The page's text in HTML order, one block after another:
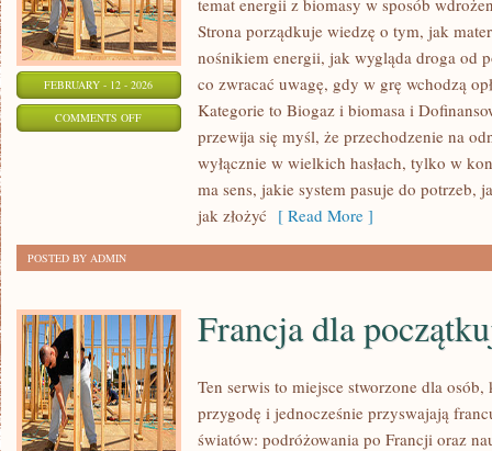
FEBRUARY - 12 - 2026
COMMENTS OFFON
POPULARYZACJA
temat energii z biomasy w sposób
Strona porządkuje wiedzę o tym, jak
nośnikiem energii, jak wygląda droga od
co zwracać uwagę, gdy w grę wchodzą
Kategorie to Biogaz i biomasa i
przewija się myśl, że przechodzenie na
wyłącznie w wielkich hasłach, tylko w
ma sens, jakie system pasuje do potrzeb,
jak złożyć [ Read More ]
POSTED BY ADMIN
Francja dla
Ten serwis to miejsce stworzone dla
przygodę i jednocześnie przyswajają
światów: podróżowania po Francji oraz